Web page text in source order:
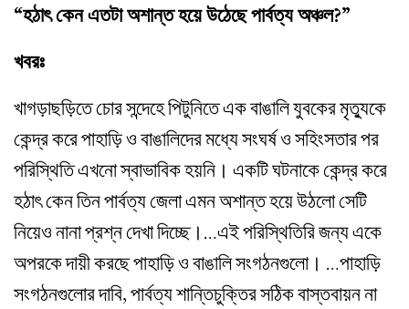
“হঠাৎ কেন এতটা অশান্ত হয়ে উঠেছে পার্বত্য অঞ্চল?”
খবরঃ
খাগড়াছড়িতে চোর সন্দেহে পিটুনিতে এক বাঙালি যুবকের মৃত্যুকে
কেন্দ্র করে পাহাড়ি ও বাঙালিদের মধ্যে সংঘর্ষ ও সহিংসতার পর
পরিস্থিতি এখনো স্বাভাবিক হয়নি। একটি ঘটনাকে কেন্দ্র করে
হঠাৎ কেন তিন পার্বত্য জেলা এমন অশান্ত হয়ে উঠলো সেটি
নিয়েও নানা প্রশ্ন দেখা দিচ্ছে।…এই পরিস্থিতিরি জন্য একে
অপরকে দায়ী করছে পাহাড়ি ও বাঙালি সংগঠনগুলো। …পাহাড়ি
সংগঠনগুলোর দাবি, পার্বত্য শান্তিচুক্তির সঠিক বাস্তবায়ন না